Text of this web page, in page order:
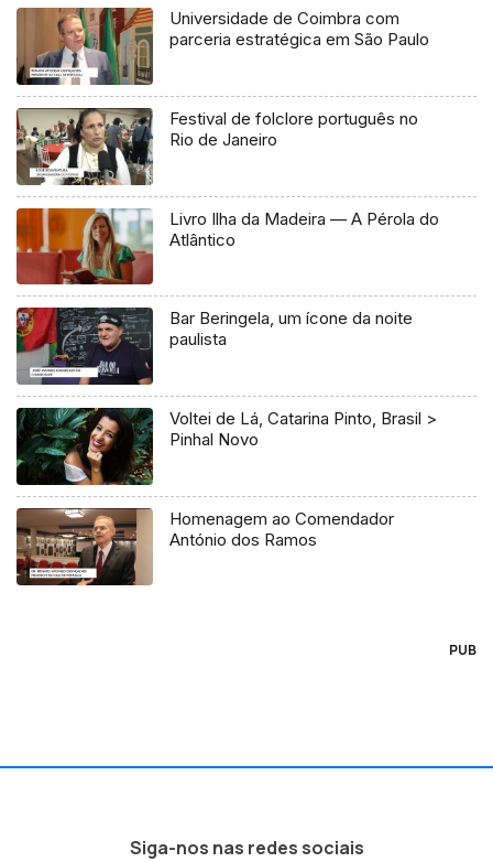
Universidade de Coimbra com
parceria estratégica em São Paulo
Festival de folclore português no
Rio de Janeiro
Livro Ilha da Madeira — A Pérola do
Atlântico
Bar Beringela, um ícone da noite
paulista
Voltei de Lá, Catarina Pinto, Brasil >
Pinhal Novo
Homenagem ao Comendador
António dos Ramos
PUB
Siga-nos nas redes sociais